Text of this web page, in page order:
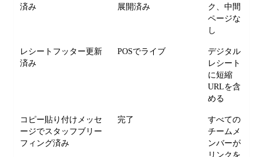
済み
展開済み
ク、中間
ページな
し
レシートフッター更新
済み
POSでライブ
デジタル
レシート
に短縮
URLを含
める
コピー貼り付けメッセ
ージでスタッフブリー
フィング済み
完了
すべての
チームメ
ンバーが
リンクを